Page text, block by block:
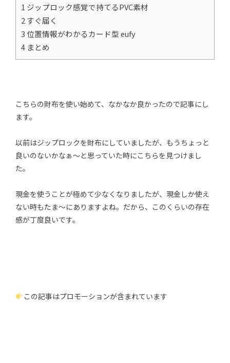
1 ジップロック感覚で持てるPVC素材
2 すぐ届く
3 位置情報がわかるカード型 eufy
4 まとめ
こちらの財布を使い始めて、なかなか良かったので記事にし
ます。
以前はジップロックを財布にしていましたが、もうちょっと
良いのないかなぁ〜と思っていた時にこちらを見つけまし
た。
現金を使うことが極めて少なくなりましたが、現金しか使え
ない時もたま〜にありますよね。だから、このくらいの存在
感が丁度良いです。
この記事はプロモーションが含まれています